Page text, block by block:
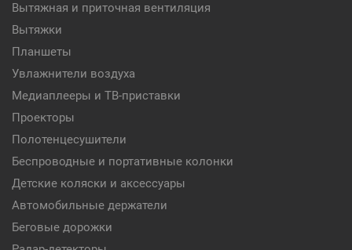
Вытяжная и приточная вентиляция
Вытяжки
Планшеты
Увлажнители воздуха
Медиаплееры и ТВ-приставки
Проекторы
Полотенцесушители
Беспроводные и портативные колонки
Детские коляски и аксессуары
Автомобильные держатели
Беговые дорожки